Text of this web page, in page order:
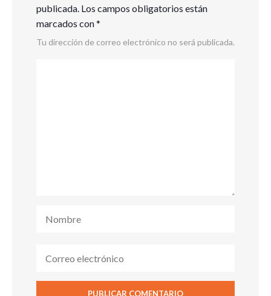
publicada. Los campos obligatorios están
marcados con*
Tu dirección de correo electrónico no será publicada.